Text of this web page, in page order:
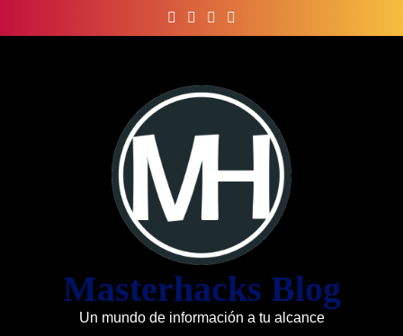
Masterhacks Blog
Un mundo de información a tu alcance